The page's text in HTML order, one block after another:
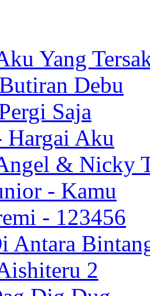
Yang
Debu
Saja
Hargai Aku
& Nicky
- Kamu
- 123456
Antara
2